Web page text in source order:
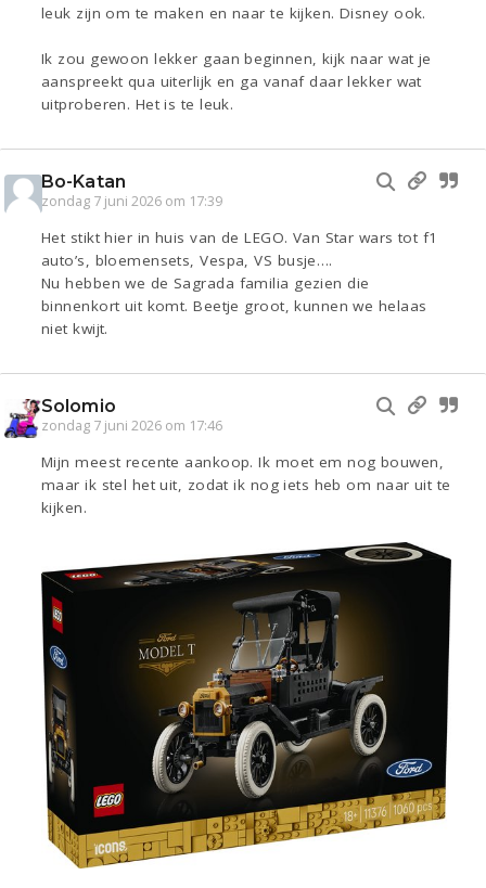
leuk zijn om te maken en naar te kijken. Disney ook.
Ik zou gewoon lekker gaan beginnen, kijk naar wat je
aanspreekt qua uiterlijk en ga vanaf daar lekker wat
uitproberen. Het is te leuk.
Bo-Katan
zondag 7 juni 2026 om 17:39
Het stikt hier in huis van de LEGO. Van Star wars tot f1
auto’s, bloemensets, Vespa, VS busje….
Nu hebben we de Sagrada familia gezien die
binnenkort uit komt. Beetje groot, kunnen we helaas
niet kwijt.
Solomio
zondag 7 juni 2026 om 17:46
Mijn meest recente aankoop. Ik moet em nog bouwen,
maar ik stel het uit, zodat ik nog iets heb om naar uit te
kijken.